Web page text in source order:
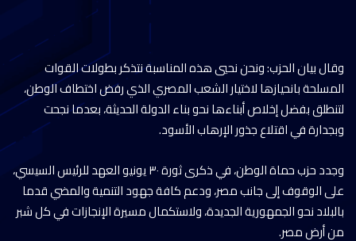
وقال بيان الحزب: ونحن نحيي هذه المناسبة نتذكر بطولات القوات
المسلحة بانحيازها لاختيار الشعب المصري الذي رفض اختطاف الوطن،
لتنطلق بفضل إخلاص أبناءها نحو بناء الدولة الحديثة، بعدما نجحت
وبجدارة في اقتلاع جذور الإرهاب الأسود.
وجدد حزب حماة الوطن، في ذكرى ثورة ٣٠ يونيو العهد للرئيس السيسي،
على الوقوف إلى جانب مصر، ودعم كافة جهود التنمية والمضي قدما
بالبلاد نحو الجمهورية الجديدة، ولاستكمال مسيرة الإنجازات في كل شبر
من أرض مصر.